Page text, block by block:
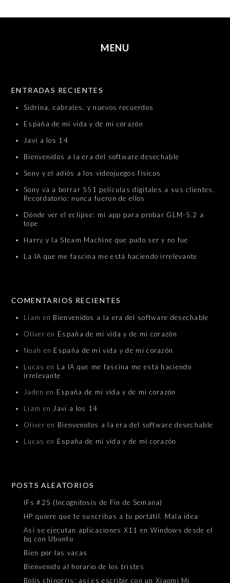
MENU
ENTRADAS RECIENTES
Sidrina, cabrales, y nuevos recuerdos
España de mi vida y de mi corazón
Javi a los 14
Bienvenidos a la era del software desechable
Sony y el adiós a los videojuegos físicos
Sony va a borrar 551 películas digitales a sus clientes.
Recordatorio: nunca fueron de ellos
Dónde ver el eclipse: mi app para probar GLM-5.2 a
tope
Harry y la Steam Machine que pudo ser y no fue
La IA que me fascina me está haciendo irrelevante
COMENTARIOS RECIENTES
Liam en Bienvenidos a la era del software desechable
Oliver en España de mi vida y de mi corazón
Noah en España de mi vida y de mi corazón
Lucas en La IA que me fascina me está haciendo
irrelevante
Jaden en España de mi vida y de mi corazón
Liam en Javi a los 14
Oliver en Bienvenidos a la era del software desechable
Lucas en España de mi vida y de mi corazón
POSTS ALEATORIOS
IFs #25 (Incognitosis de Fin de Semana)
HP quiere que te suscribas a tu portátil. Mala idea
Así se ejecutan aplicaciones X11 en Windows desde el
bq con Ubuntu
Bien por las vacas
Bienvenido al horario de los tristes
Bolis chinorris: así es escribir con un Xiaomi Mi